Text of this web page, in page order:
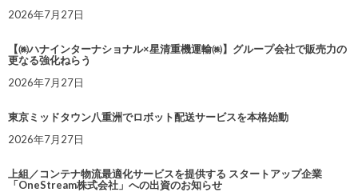
2026年7月27日
【㈱ハナインターナショナル×星清重機運輸㈱】グループ会社で販売力の
更なる強化ねらう
2026年7月27日
東京ミッドタウン八重洲でロボット配送サービスを本格始動
2026年7月27日
上組／コンテナ物流最適化サービスを提供する スタートアップ企業
「OneStream株式会社」への出資のお知らせ